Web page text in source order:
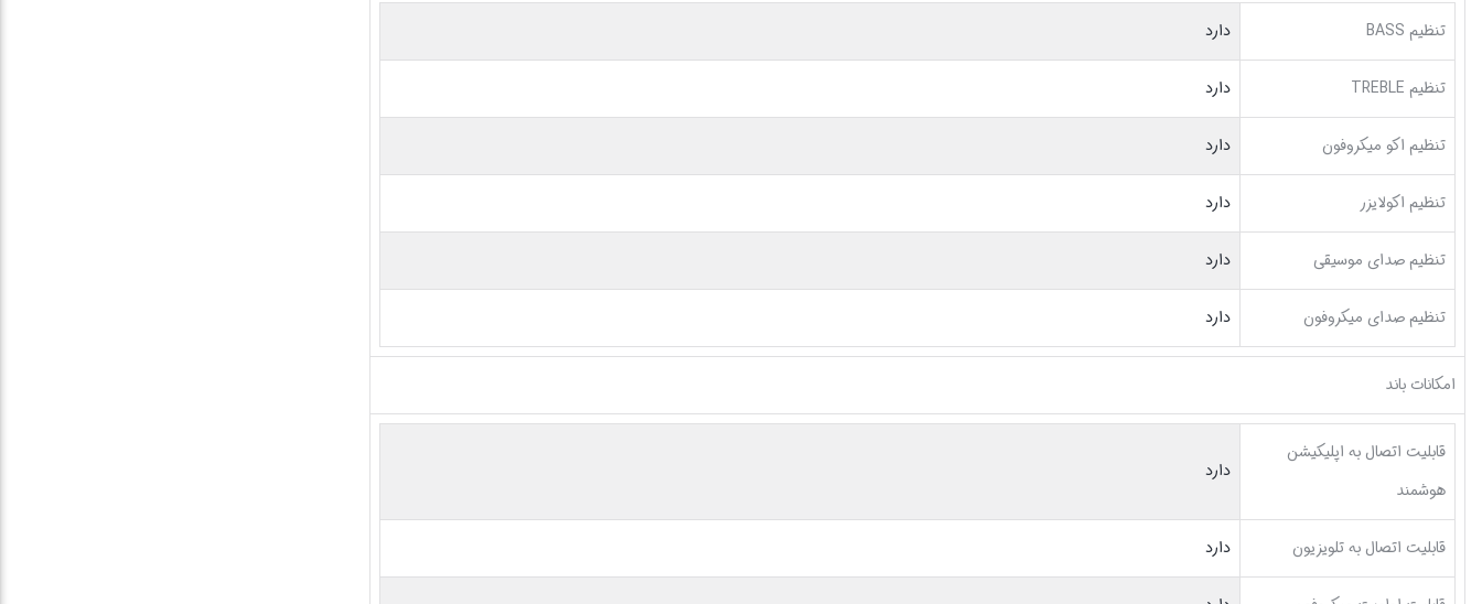
تنظیم BASS دارد
تنظیم TREBLE دارد
تنظیم اکو میکروفون دارد
تنظیم اکولایزر دارد
تنظیم صدای موسیقی دارد
تنظیم صدای میکروفون دارد
امکانات باند
قابلیت اتصال به اپلیکیشن
هوشمند
دارد
قابلیت اتصال به تلویزیون دارد